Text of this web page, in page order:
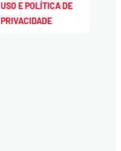
USO E POLÍTICA DE
PRIVACIDADE